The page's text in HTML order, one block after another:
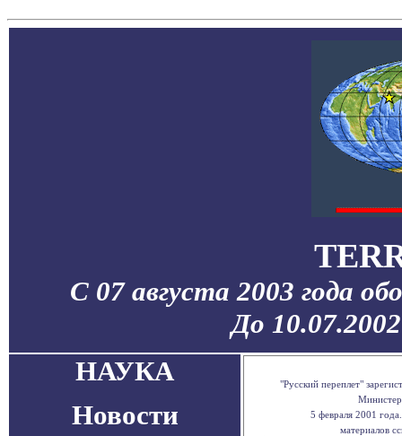
С 07 августа 2003 года
До
НАУКА
Новости
"Русский переплет"
5 февраля 2001
материалов